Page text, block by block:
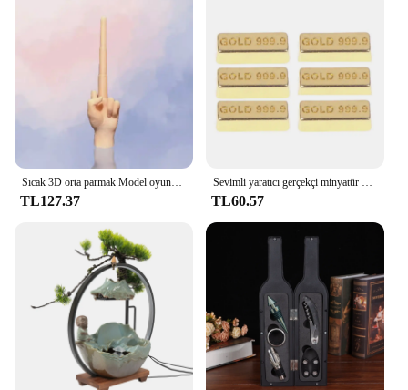
Sıcak 3D orta parmak Model oyuncaklar geri çekilebilir kılıç yaratıcı dekompresyon süper şifa Tricky oyuncak/komik plastik teleskopik
TL127.37
Sevimli yaratıcı gerçekçi minyatür altın barlar Mini klasik parlak altın modeli çocuklar bebek evi oyuncak taklit
TL60.57